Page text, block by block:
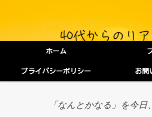
ホーム
プライバシーポリシー お問
「なんとかなる」を今日